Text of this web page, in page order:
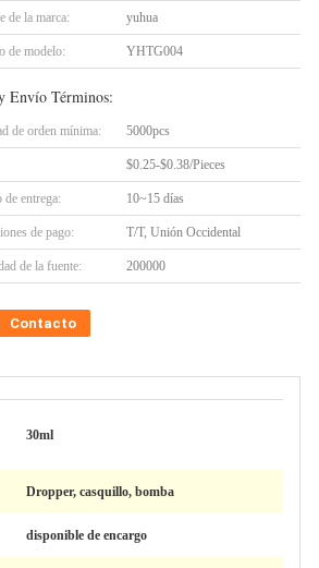
de la marca: yuhua
de modelo: YHTG004
Envío Términos:
de orden mínima: 5000pcs
$0.25-$0.38/Pieces
de entrega: 10~15 días
de pago: T/T, Unión Occidental
de la fuente: 200000
Contacto
30ml
Dropper, casquillo, bomba
disponible de encargo